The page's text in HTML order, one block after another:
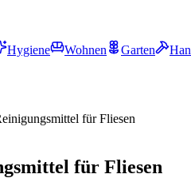
Hygiene Wohnen Garten
für Fliesen
für Fliesen